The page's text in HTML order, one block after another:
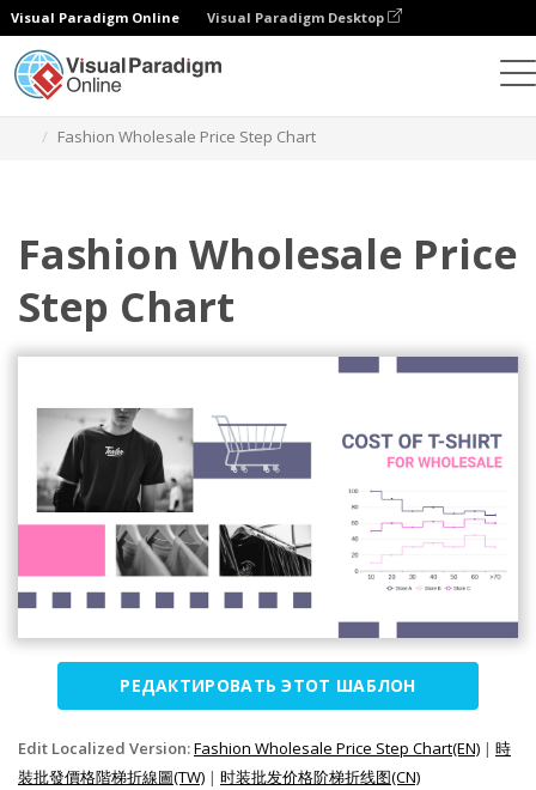
Visual Paradigm Online Visual Paradigm Desktop
Fashion Wholesale Price Step Chart
Fashion Wholesale Price
Step Chart
РЕДАКТИРОВАТЬ ЭТОТ ШАБЛОН
Edit Localized Version:Fashion Wholesale Price Step Chart(EN) | 時
裝批發價格階梯折線圖(TW) | 时装批发价格阶梯折线图(CN)